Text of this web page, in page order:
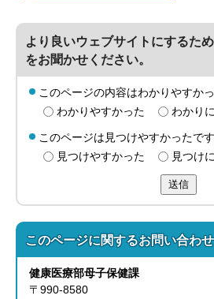
より良いウェブサイトにするた
をお聞かせください。
このページの内容はわかりやすか
わかりやすかった
わかり
このページは見つけやすかったで
見つけやすかった
見つけ
送信
このページに関するお問い合わせ
健康医療部母子保健課
〒990-8580